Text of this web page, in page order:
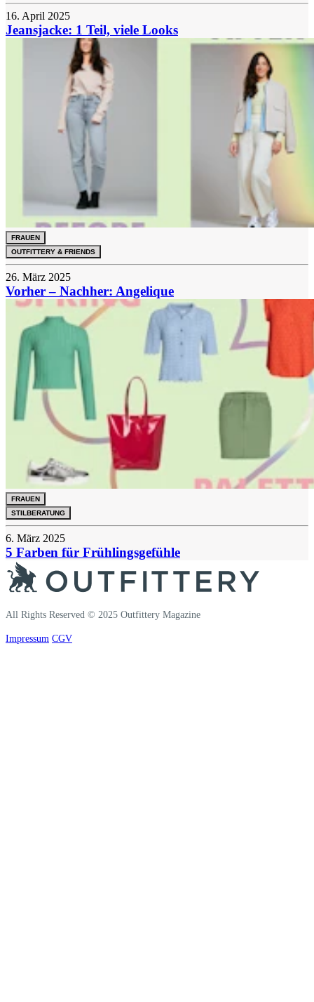
16. April 2025
Jeansjacke: 1 Teil, viele Looks
FRAUEN
OUTFITTERY & FRIENDS
26. März 2025
Vorher – Nachher: Angelique
FRAUEN
STILBERATUNG
6. März 2025
5 Farben für Frühlingsgefühle
All Rights Reserved © 2025 Outfittery Magazine
Impressum CGV